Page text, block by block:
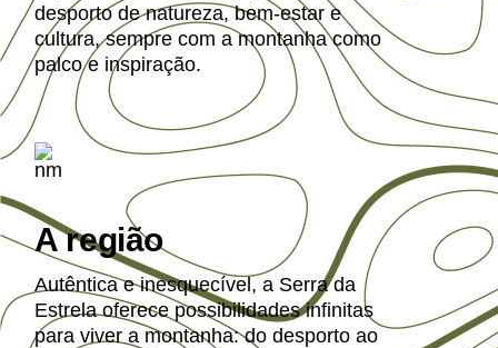
desporto de natureza, bem-estar e
cultura, sempre com a montanha como
palco e inspiração.
A região
Autêntica e inesquecível, a Serra da
Estrela oferece possibilidades infinitas
para viver a montanha: do desporto ao